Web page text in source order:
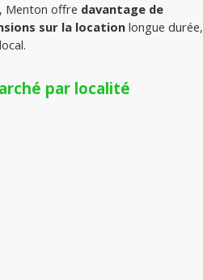
Menton offre davantage de
sur la location longue durée,
par localité